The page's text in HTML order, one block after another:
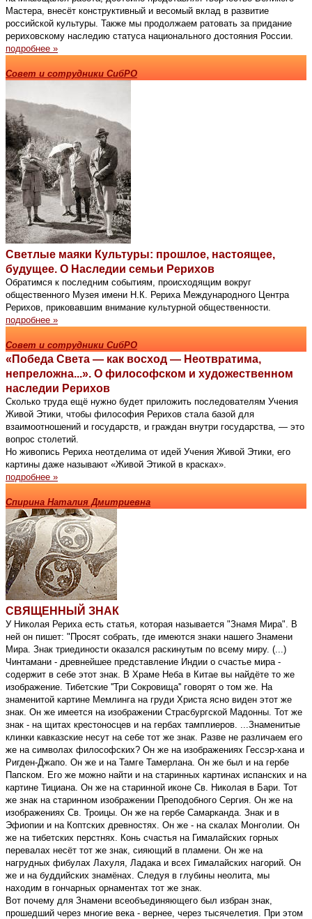
Мастера, внесёт конструктивный и весомый вклад в развитие
российской культуры. Также мы продолжаем ратовать за придание
рериховскому наследию статуса национального достояния России.
подробнее »
Совет и сотрудники СибРО
Светлые маяки Культуры: прошлое, настоящее,
будущее. О Наследии семьи Рерихов
Обратимся к последним событиям, происходящим вокруг
общественного Музея имени Н.К. Рериха Международного Центра
Рерихов, приковавшим внимание культурной общественности.
подробнее »
Совет и сотрудники СибРО
«Победа Света — как восход — Неотвратима,
непреложна...». О философском и художественном
наследии Рерихов
Сколько труда ещё нужно будет приложить последователям Учения
Живой Этики, чтобы философия Рерихов стала базой для
взаимоотношений и государств, и граждан внутри государства, — это
вопрос столетий.
Но живопись Рериха неотделима от идей Учения Живой Этики, его
картины даже называют «Живой Этикой в красках».
подробнее »
Спирина Наталия Дмитриевна
СВЯЩЕННЫЙ ЗНАК
У Николая Рериха есть статья, которая называется "Знамя Мира". В
ней он пишет: "Просят собрать, где имеются знаки нашего Знамени
Мира. Знак триединости оказался раскинутым по всему миру. (...)
Чинтамани - древнейшее представление Индии о счастье мира -
содержит в себе этот знак. В Храме Неба в Китае вы найдёте то же
изображение. Тибетские ''Три Сокровища'' говорят о том же. На
знаменитой картине Мемлинга на груди Христа ясно виден этот же
знак. Он же имеется на изображении Страсбургской Мадонны. Тот же
знак - на щитах крестоносцев и на гербах тамплиеров. ...Знаменитые
клинки кавказские несут на себе тот же знак. Разве не различаем его
же на символах философских? Он же на изображениях Гессэр-хана и
Ригден-Джапо. Он же и на Тамге Тамерлана. Он же был и на гербе
Папском. Его же можно найти и на старинных картинах испанских и на
картине Тициана. Он же на старинной иконе Св. Николая в Бари. Тот
же знак на старинном изображении Преподобного Сергия. Он же на
изображениях Св. Троицы. Он же на гербе Самарканда. Знак и в
Эфиопии и на Коптских древностях. Он же - на скалах Монголии. Он
же на тибетских перстнях. Конь счастья на Гималайских горных
перевалах несёт тот же знак, сияющий в пламени. Он же на
нагрудных фибулах Лахуля, Ладака и всех Гималайских нагорий. Он
же и на буддийских знамёнах. Следуя в глубины неолита, мы
находим в гончарных орнаментах тот же знак.
Вот почему для Знамени всеобъединяющего был избран знак,
прошедший через многие века - вернее, через тысячелетия. При этом